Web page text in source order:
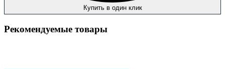
Купить в один клик
Рекомендуемые товары